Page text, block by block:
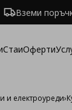
Вземи
СтаиОферти
и електроуреди›